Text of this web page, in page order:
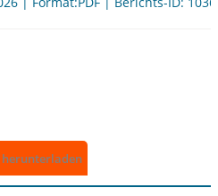
herunterladen